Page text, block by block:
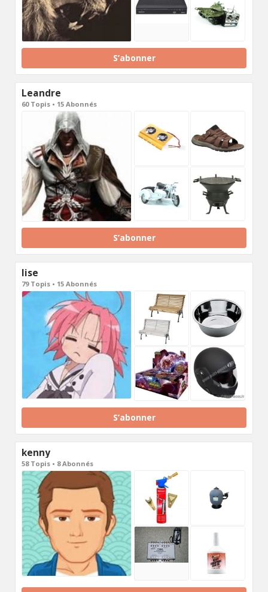
S’abonner
Leandre
60 Topis • 15 Abonnés
S’abonner
lise
79 Topis • 15 Abonnés
S’abonner
kenny
58 Topis • 8 Abonnés